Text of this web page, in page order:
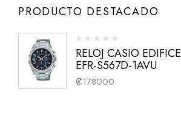
PRODUCTO DESTACADO
RELOJ CASIO EDIFICE
EFR-S567D-1AVU
₡178000